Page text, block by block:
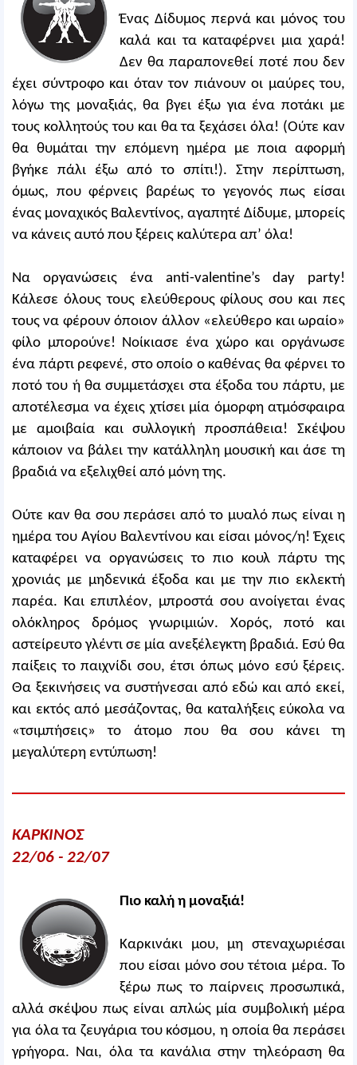
Ένας Δίδυμος περνά και μόνος του
καλά και τα καταφέρνει μια χαρά!
Δεν θα παραπονεθεί ποτέ που δεν
έχει σύντροφο και όταν τον πιάνουν οι μαύρες του,
λόγω της μοναξιάς, θα βγει έξω για ένα ποτάκι με
τους κολλητούς του και θα τα ξεχάσει όλα! (Ούτε καν
θα θυμάται την επόμενη ημέρα με ποια αφορμή
βγήκε πάλι έξω από το σπίτι!). Στην περίπτωση,
όμως, που φέρνεις βαρέως το γεγονός πως είσαι
ένας μοναχικός Βαλεντίνος, αγαπητέ Δίδυμε, μπορείς
να κάνεις αυτό που ξέρεις καλύτερα απ’ όλα!
Να οργανώσεις ένα anti-valentine’s day party!
Κάλεσε όλους τους ελεύθερους φίλους σου και πες
τους να φέρουν όποιον άλλον «ελεύθερο και ωραίο»
φίλο μπορούνε! Νοίκιασε ένα χώρο και οργάνωσε
ένα πάρτι ρεφενέ, στο οποίο ο καθένας θα φέρνει το
ποτό του ή θα συμμετάσχει στα έξοδα του πάρτυ, με
αποτέλεσμα να έχεις χτίσει μία όμορφη ατμόσφαιρα
με αμοιβαία και συλλογική προσπάθεια! Σκέψου
κάποιον να βάλει την κατάλληλη μουσική και άσε τη
βραδιά να εξελιχθεί από μόνη της.
Ούτε καν θα σου περάσει από το μυαλό πως είναι η
ημέρα του Αγίου Βαλεντίνου και είσαι μόνος/η! Έχεις
καταφέρει να οργανώσεις το πιο κουλ πάρτυ της
χρονιάς με μηδενικά έξοδα και με την πιο εκλεκτή
παρέα. Και επιπλέον, μπροστά σου ανοίγεται ένας
ολόκληρος δρόμος γνωριμιών. Χορός, ποτό και
αστείρευτο γλέντι σε μία ανεξέλεγκτη βραδιά. Εσύ θα
παίξεις το παιχνίδι σου, έτσι όπως μόνο εσύ ξέρεις.
Θα ξεκινήσεις να συστήνεσαι από εδώ και από εκεί,
και εκτός από μεσάζοντας, θα καταλήξεις εύκολα να
«τσιμπήσεις» το άτομο που θα σου κάνει τη
μεγαλύτερη εντύπωση!
ΚΑΡΚΙΝΟΣ
22/06 - 22/07
Πιο καλή η μοναξιά!
Καρκινάκι μου, μη στεναχωριέσαι
που είσαι μόνο σου τέτοια μέρα. Το
ξέρω πως το παίρνεις προσωπικά,
αλλά σκέψου πως είναι απλώς μία συμβολική μέρα
για όλα τα ζευγάρια του κόσμου, η οποία θα περάσει
γρήγορα. Ναι, όλα τα κανάλια στην τηλεόραση θα